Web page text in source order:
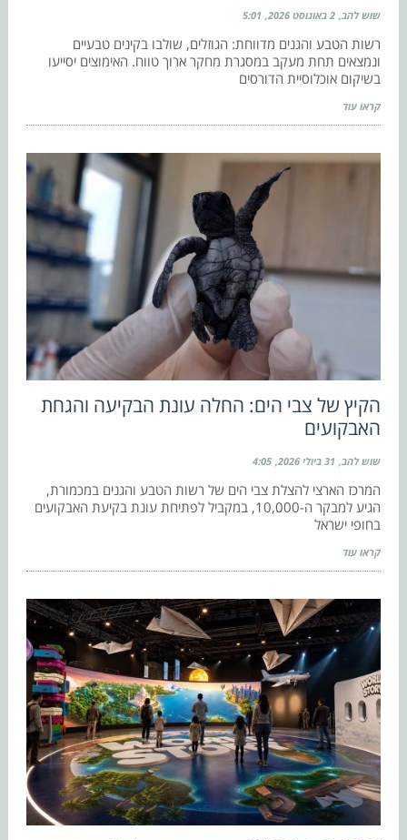
שוש להב 2 באוגוסט 2026 5:01
רשות הטבע והגנים מדווחת: הגוזלים, שולבו בקינים טבעיים
ונמצאים תחת מעקב במסגרת מחקר ארוך טווח. האימוצים יסייעו
בשיקום אוכלוסיית הדורסים
קראו עוד
הקיץ של צבי הים: החלה עונת הבקיעה והגחת
האבקועים
שוש להב 31 ביולי 2026 4:05
המרכז הארצי להצלת צבי הים של רשות הטבע והגנים במכמורת,
הגיע למבקר ה-10,000, במקביל לפתיחת עונת בקיעת האבקועים
בחופי ישראל
קראו עוד